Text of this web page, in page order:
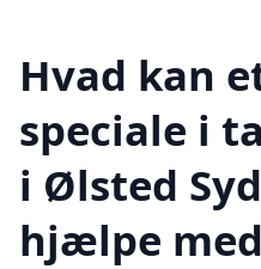
Hvad kan
speciale i
i Ølsted
hjælpe